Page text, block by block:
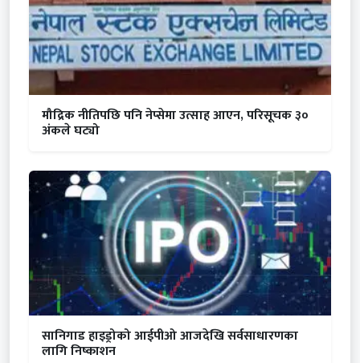
मौद्रिक नीतिपछि पनि नेप्सेमा उत्साह आएन, परिसूचक ३०
अंकले घट्यो
सानिगाड हाइड्रोको आईपीओ आजदेखि सर्वसाधारणका
लागि निष्काशन